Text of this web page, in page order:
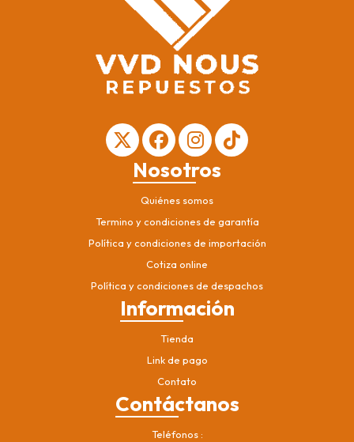
Nosotros
Quiénes somos
Termino y condiciones de garantía
Política y condiciones de importación
Cotiza online
Política y condiciones de despachos
Información
Tienda
Link de pago
Contato
Contáctanos
Teléfonos